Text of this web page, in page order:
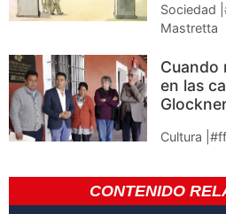
Sociedad
Mastretta
Cuando
en las
Cultura
CONTENIDO